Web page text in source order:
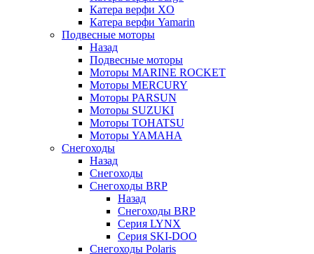
Катера верфи XO
Катера верфи Yamarin
Подвесные моторы
Назад
Подвесные моторы
Моторы MARINE ROCKET
Моторы MERCURY
Моторы PARSUN
Моторы SUZUKI
Моторы TOHATSU
Моторы YAMAHA
Снегоходы
Назад
Снегоходы
Снегоходы BRP
Назад
Снегоходы BRP
Серия LYNX
Серия SKI-DOO
Снегоходы Polaris